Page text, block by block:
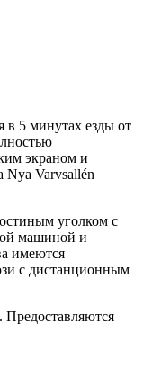
в 5 минутах езды от
экраном и
Nya Varvsallén
уголком с
машиной и
имеются
с дистанционным